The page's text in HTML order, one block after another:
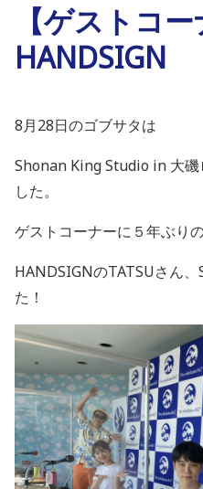
【ゲストコー
HANDSIGN
8月28日のゴブサタは
Shonan King Studio in 大
した。
ゲストコーナーに ５年ぶり
HANDSIGNのTATSUさん、
た！